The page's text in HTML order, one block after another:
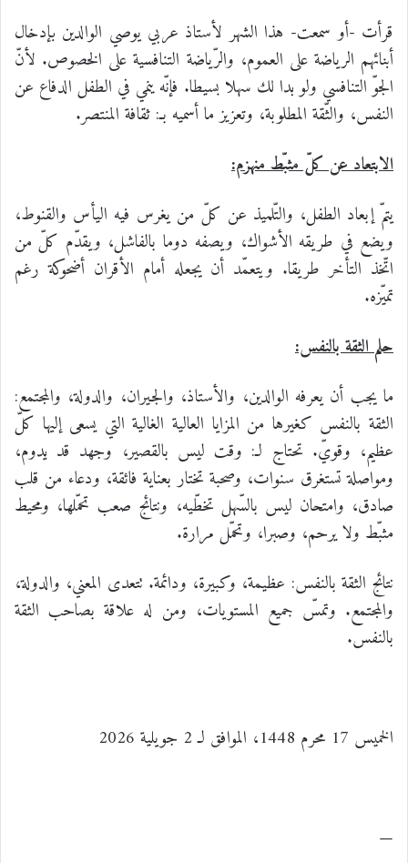
قرأت -أو سمعت- هذا الشهر لأستاذ عربي يوصي الوالدين بإدخال
أبنائهم الرياضة على العموم، والرّياضة التنافسية على الخصوص. لأنّ
الجوّ التنافسي ولو بدا لك سهلا بسيطا. فإنّه ينمي في الطفل الدفاع عن
النفس، والثّقة المطلوبة، وتعزيز ما أسميه بـ: ثقافة المنتصر.
الابتعاد عن كلّ مثبّط منهزم:
يتمّ إبعاد الطفل، والتّلميذ عن كلّ من يغرس فيه اليأس والقنوط،
ويضع في طريقه الأشواك، ويصفه دوما بالفاشل، ويقدّم كلّ من
اتّخذ التأخر طريقا. ويتعمّد أن يجعله أمام الأقران أضحوكة رغم
تميّزه.
حلم الثقة بالنفس:
ما يجب أن يعرفه الوالدين، والأستاذ، والجيران، والدولة، والمجتمع:
الثقة بالنفس كغيرها من المزايا العالية الغالية التي يسعى إليها كلّ
عظيم، وقويّ. تحتاج لـ: وقت ليس بالقصير، وجهد قد يدوم،
ومواصلة تستغرق سنوات، وصحبة تختار بعناية فائقة، ودعاء من قلب
صادق، وامتحان ليس بالسّهل تخطّيه، ونتائج صعب تحمّلها، ومحيط
مثبّط ولا يرحم، وصبرا، وتحمّل مرارة.
نتائج الثقة بالنفس: عظيمة، وكبيرة، ودائمة. تتعدى المعني، والدولة،
والمجتمع. وتمسّ جميع المستويات، ومن له علاقة بصاحب الثقة
بالنفس.
الخميس 17 محرم 1448، الموافق لـ 2 جويلية 2026
—